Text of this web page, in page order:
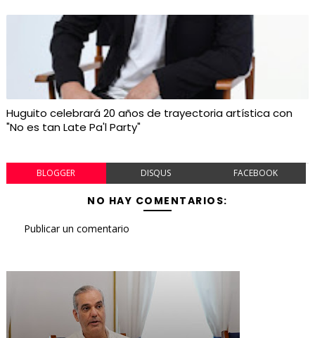
Huguito celebrará 20 años de trayectoria artística con
"No es tan Late Pa'l Party"
BLOGGER DISQUS FACEBOOK
NO HAY COMENTARIOS:
Publicar un comentario